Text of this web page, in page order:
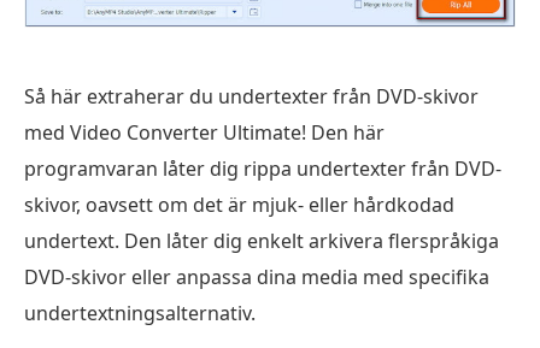
Så här extraherar du undertexter från DVD-skivor
med Video Converter Ultimate! Den här
programvaran låter dig rippa undertexter från DVD-
skivor, oavsett om det är mjuk- eller hårdkodad
undertext. Den låter dig enkelt arkivera flerspråkiga
DVD-skivor eller anpassa dina media med specifika
undertextningsalternativ.